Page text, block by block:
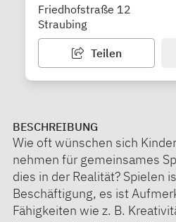
Friedhofstraße 12
Straubing
Teilen
BESCHREIBUNG
Wie oft wünschen sich
nehmen für gemeinsames
dies in der Realität? Spielen
Beschäftigung, es ist
Fähigkeiten wie z. B.